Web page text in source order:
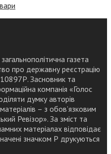
газета
про державну реєстрацію
Засновник та
компанія «Голос
думку авторів
– з обов’язковим
Ревізор». За зміст та
матеріалах відповідає
значком Р друкуються